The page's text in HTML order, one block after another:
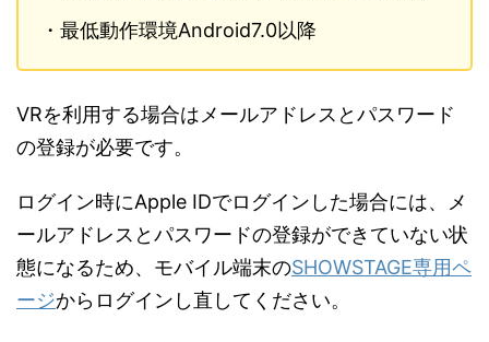
・最低動作環境Android7.0以降
VRを利用する場合はメールアドレスとパスワード
の登録が必要です。
ログイン時にApple IDでログインした場合には、メ
ールアドレスとパスワードの登録ができていない状
態になるため、モバイル端末のSHOWSTAGE専用ペ
ージからログインし直してください。